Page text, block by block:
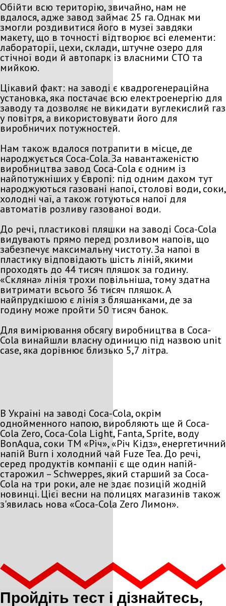
Обійти всю територію, звичайно, нам не
вдалося, адже завод займає 25 га. Однак ми
змогли роздивитися його в музеї завдяки
макету, що в точності відтворює всі елементи:
лабораторії, цехи, склади, штучне озеро для
стічної води й автопарк із власними СТО та
мийкою.
Цікавий факт: на заводі є квадрогенераційна
установка, яка постачає всю електроенергію для
заводу та дозволяє не викидати вуглекислий газ
у повітря, а використовувати його для
виробничих потужностей.
Нам також вдалося потрапити в місце, де
народжується Соса-Соla. За навантаженістю
виробництва завод Соса-Соla є одним із
найпотужніших у Європі: під одним дахом тут
народжуються газовані напої, столові води, соки,
холодні чаї, а також готуються напої для
автоматів розливу газованої води.
До речі, пластикові пляшки на заводі Соса-Соla
видувають прямо перед розливом напоїв, що
забезпечує максимальну чистоту. За напої в
пластику відповідають шість ліній, якими
проходять до 44 тисяч пляшок за годину.
«Скляна» лінія трохи повільніша, тому здатна
витримати всього 36 тисяч пляшок. А
найпрудкішою є лінія з бляшанками, де за
годину може пройти 50 тисяч банок.
Для вимірювання обсягу виробництва в Coca-
Cola винайшли власну одиницю під назвою unit
case, яка дорівнює близько 5,7 літра.
В Україні на заводі Coca-Cola, окрім
однойменного напою, виробляють ще й Coca-
Cola Zero, Coca-Cola Light, Fanta, Sprite, воду
BonAqua, соки ТМ «Річ», «Річ Кідз», енергетичний
напій Burn і холодний чай Fuze Tea. До речі,
серед продуктів компанії є ще один напій-
старожил – Schweppes, який старший за Соса-
Соla на три роки, але не здає позицій жодній
новинці. Цієї весни на полицях магазинів також
з'явилась нова «Coca-Cola Zero Лимон».
Пройдіть тест і дізнайтесь,